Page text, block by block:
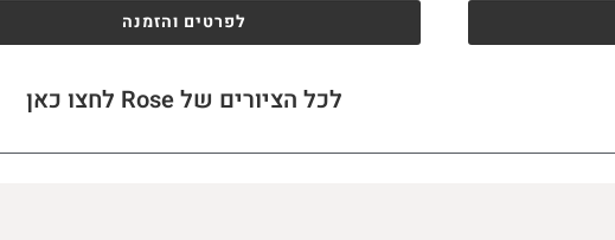
לפרטים והזמנה
לכל הציורים של Rose לחצו כאן